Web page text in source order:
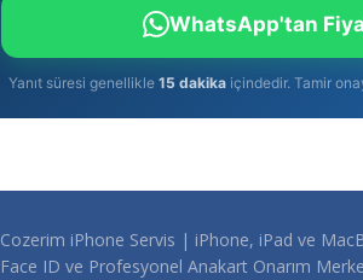
WhatsApp'tan
Yanıt süresi genellikle 15 dakika içindedir. Tamir
Cozerim iPhone Servis | iPhone, iPad ve
Face ID ve Profesyonel Anakart Onarım